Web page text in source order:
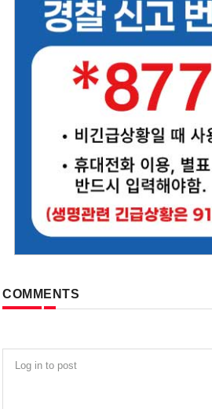
COMMENTS
Log in to post